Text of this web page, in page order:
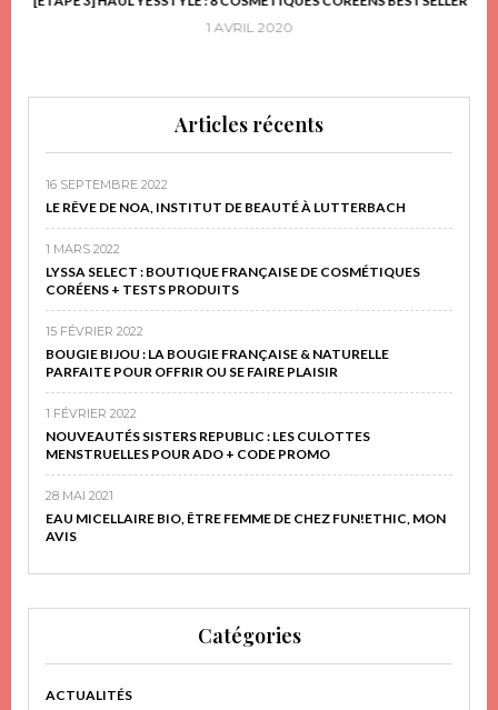
1 AVRIL 2020
Articles récents
16 SEPTEMBRE 2022
LE RÊVE DE NOA, INSTITUT DE BEAUTÉ À LUTTERBACH
1 MARS 2022
LYSSA SELECT : BOUTIQUE FRANÇAISE DE COSMÉTIQUES
CORÉENS + TESTS PRODUITS
15 FÉVRIER 2022
BOUGIE BIJOU : LA BOUGIE FRANÇAISE & NATURELLE
PARFAITE POUR OFFRIR OU SE FAIRE PLAISIR
1 FÉVRIER 2022
NOUVEAUTÉS SISTERS REPUBLIC : LES CULOTTES
MENSTRUELLES POUR ADO + CODE PROMO
28 MAI 2021
EAU MICELLAIRE BIO, ÊTRE FEMME DE CHEZ FUN!ETHIC, MON
AVIS
Catégories
ACTUALITÉS